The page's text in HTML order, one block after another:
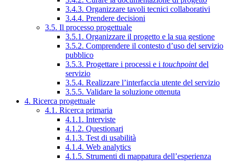
3.4.3. Organizzare tavoli tecnici collaborativi
3.4.4. Prendere decisioni
3.5. Il processo progettuale
3.5.1. Organizzare il progetto e la sua gestione
3.5.2. Comprendere il contesto d’uso del servizio
pubblico
3.5.3. Progettare i processi e i touchpointdel
servizio
3.5.4. Realizzare l’interfaccia utente del servizio
3.5.5. Validare la soluzione ottenuta
4. Ricerca progettuale
4.1. Ricerca primaria
4.1.1. Interviste
4.1.2. Questionari
4.1.3. Test di usabilità
4.1.4. Web analytics
4.1.5. Strumenti di mappatura dell’esperienza